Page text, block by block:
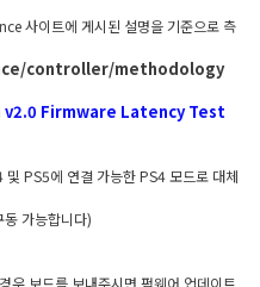
사이트에 게시된 설명을 기준으로 측
controller/methodology
v2.0 Firmware Latency Test
PS5에 연결 가능한 PS4 모드로 대체
가능합니다)
우 보드를 보내주시면 펌웨어 업데이트